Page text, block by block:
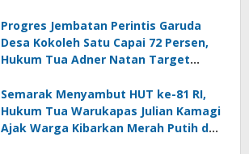
Korupsi Dandes
Progres Jembatan Perintis Garuda
Desa Kokoleh Satu Capai 72 Persen,
Hukum Tua Adner Natan Target
Semarak Menyambut HUT ke-81 RI,
Hukum Tua Warukapas Julian Kamagi
Ajak Warga Kibarkan Merah Putih dan